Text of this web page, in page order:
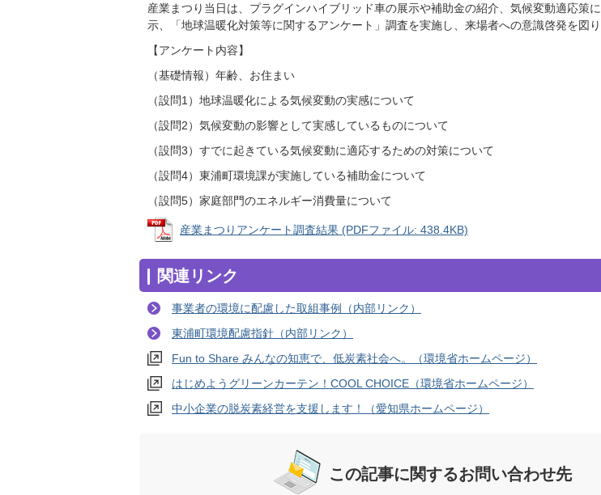
産業まつり当日は、プラグインハイブリッド車の展示や補助金の紹介、気候変動適応策
示、「地球温暖化対策等に関するアンケート」調査を実施し、来場者への意識啓発を図り
【アンケート内容】
（基礎情報）年齢、お住まい
（設問1）地球温暖化による気候変動の実感について
（設問2）気候変動の影響として実感しているものについて
（設問3）すでに起きている気候変動に適応するための対策について
（設問4）東浦町環境課が実施している補助金について
（設問5）家庭部門のエネルギー消費量について
産業まつりアンケート調査結果 (PDFファイル: 438.4KB)
関連リンク
事業者の環境に配慮した取組事例（内部リンク）
東浦町環境配慮指針（内部リンク）
Fun to Share みんなの知恵で、低炭素社会へ。（環境省ホームページ）
はじめようグリーンカーテン！COOL CHOICE（環境省ホームページ）
中小企業の脱炭素経営を支援します！（愛知県ホームページ）
この記事に関するお問い合わせ先